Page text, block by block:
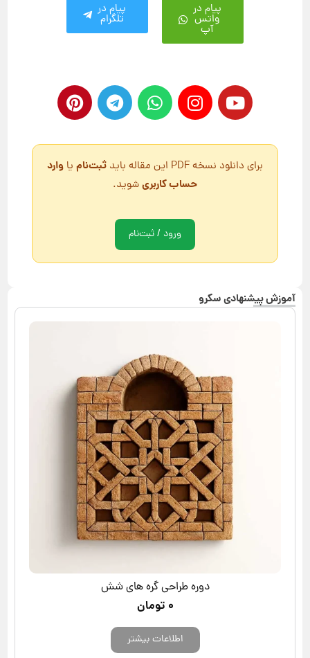
پیام در
واتس
آپ
پیام در
تلگرام
برای دانلود نسخه PDF این مقاله باید ثبت‌نام یا وارد
حساب کاربریشوید.
ورود / ثبت‌نام
آموزش پیشنهادی سکرو
دوره طراحی گره های شش
۰ تومان
اطلاعات بیشتر